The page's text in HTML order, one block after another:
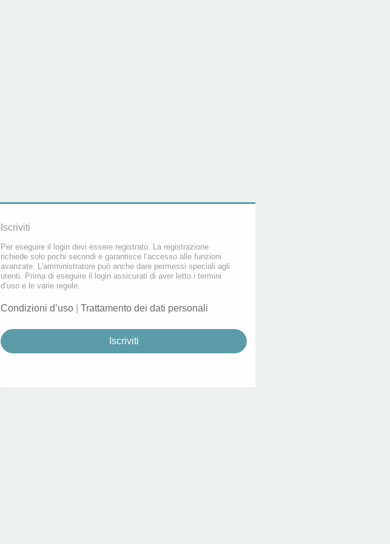
Iscriviti
Per eseguire il login devi essere registrato. La registrazione
richiede solo pochi secondi e garantisce l’accesso alle funzioni
avanzate. L’amministratore può anche dare permessi speciali agli
utenti. Prima di eseguire il login assicurati di aver letto i termini
d’uso e le varie regole.
Condizioni d’uso Trattamento dei dati personali
Iscriviti